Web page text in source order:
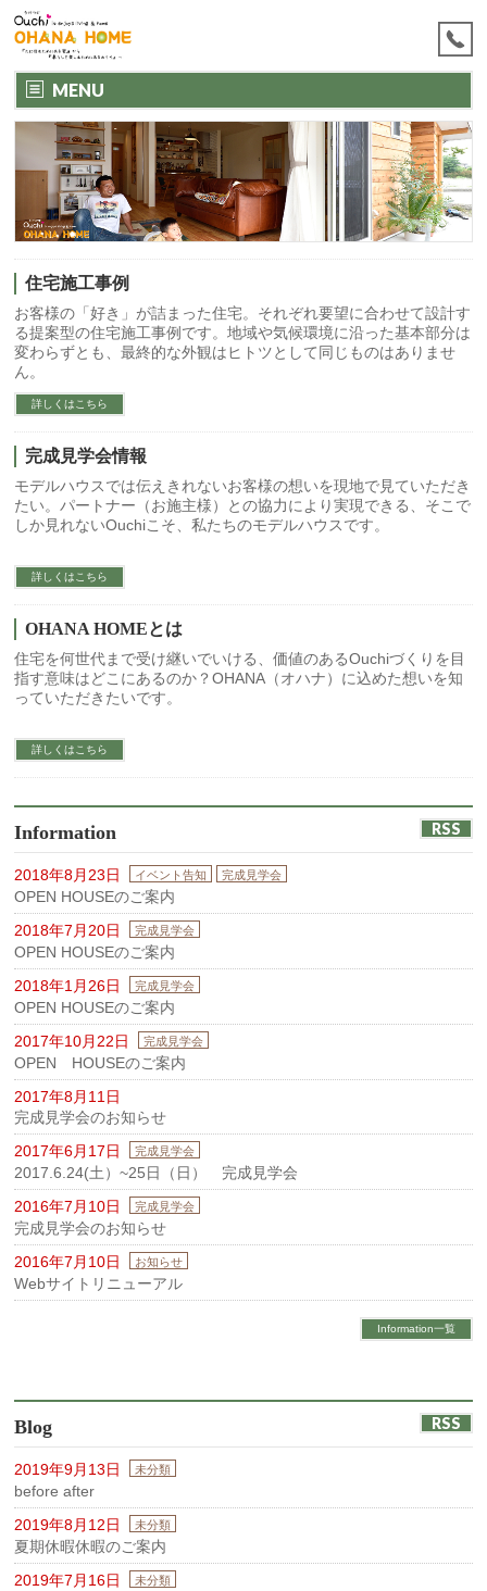
MENU
住宅施工事例
お客様の「好き」が詰まった住宅。それぞれ要望に合わせて設計す
る提案型の住宅施工事例です。地域や気候環境に沿った基本部分は
変わらずとも、最終的な外観はヒトツとして同じものはありませ
ん。
詳しくはこちら
完成見学会情報
モデルハウスでは伝えきれないお客様の想いを現地で見ていただき
たい。パートナー（お施主様）との協力により実現できる、そこで
しか見れないOuchiこそ、私たちのモデルハウスです。
詳しくはこちら
OHANA HOMEとは
住宅を何世代まで受け継いでいける、価値のあるOuchiづくりを目
指す意味はどこにあるのか？OHANA（オハナ）に込めた想いを知
っていただきたいです。
詳しくはこちら
Information RSS
2018年8月23日 イベント告知 完成見学会
OPEN HOUSEのご案内
2018年7月20日
完成見学会
OPEN HOUSEのご案内
2018年1月26日
完成見学会
OPEN HOUSEのご案内
2017年10月22日
完成見学会
OPEN HOUSEのご案内
2017年8月11日
完成見学会のお知らせ
2017年6月17日
完成見学会
2017.6.24(土）~25日（日） 完成見学会
2016年7月10日
完成見学会
完成見学会のお知らせ
2016年7月10日
お知らせ
Webサイトリニューアル
Information一覧
Blog RSS
2019年9月13日 未分類
before after
2019年8月12日
未分類
夏期休暇休暇のご案内
2019年7月16日
未分類